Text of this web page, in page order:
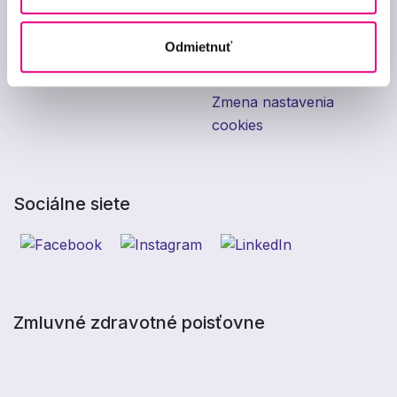
Odmietnuť
Kontakt
kliniky
optík
Zásady použitia cookies
Zmena nastavenia
cookies
Sociálne siete
Zmluvné zdravotné poisťovne